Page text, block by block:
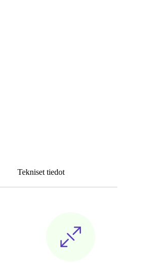
Tekniset tiedot